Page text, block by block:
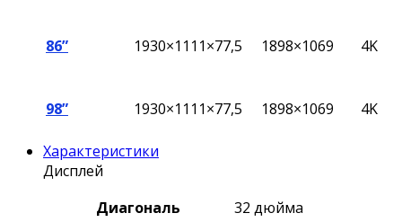
86” 1930×1111×77,5 1898×1069 4K
98” 1930×1111×77,5 1898×1069 4K
Характеристики
Дисплей
Диагональ
32 дюйма